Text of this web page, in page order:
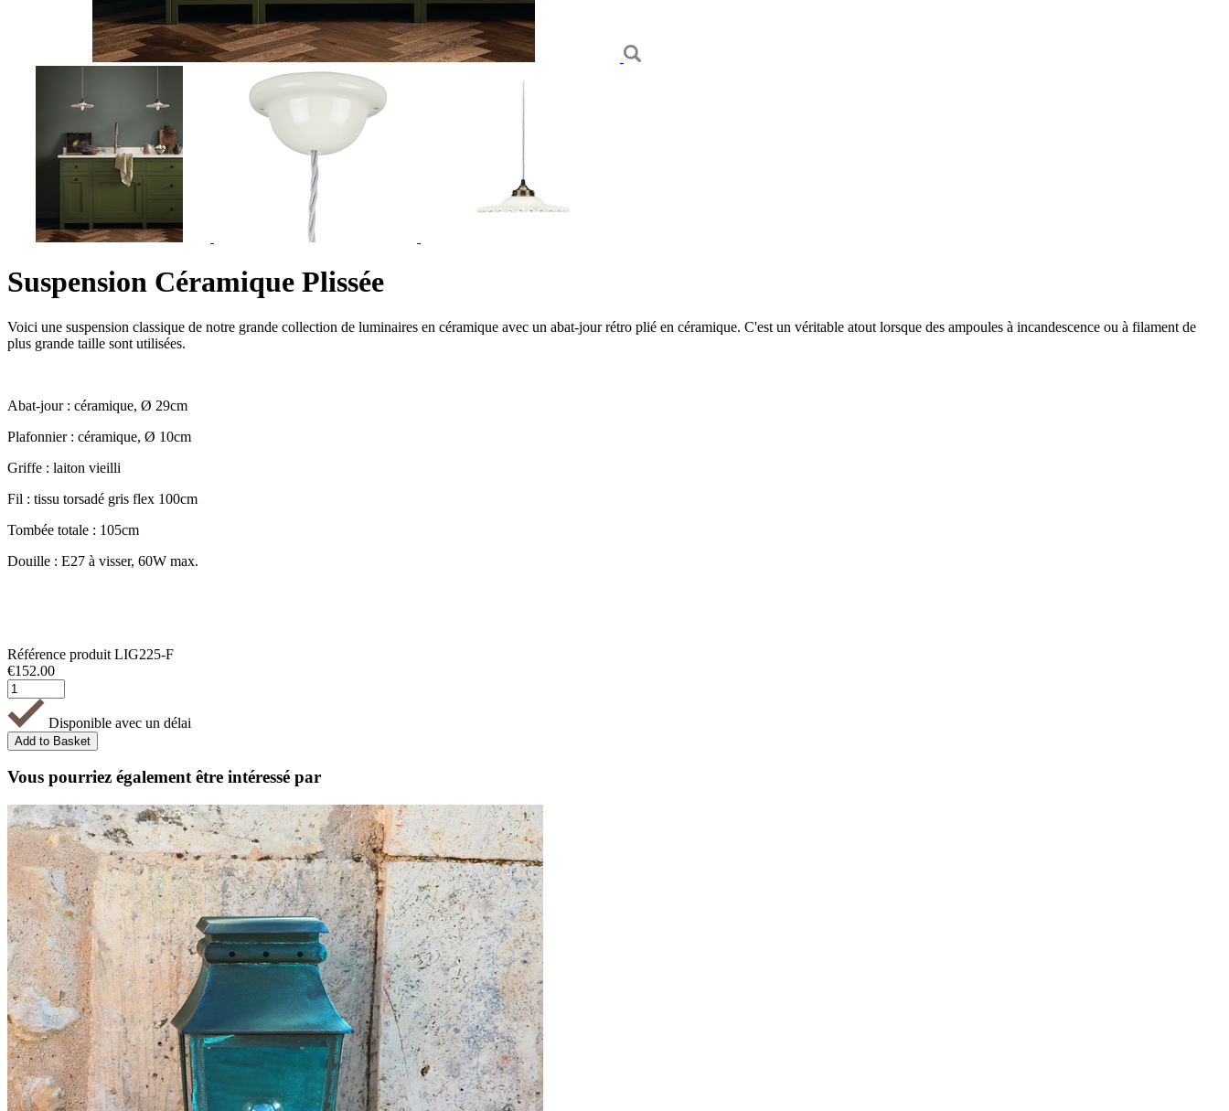
Suspension Céramique Plissée
Voici une suspension classique de notre grande collection de luminaires en céramique avec un abat-jour rétro plié en céramique. C'est un véritable atout lorsque des ampoules à incandescence ou à filament de
plus grande taille sont utilisées.
Abat-jour : céramique, Ø 29cm
Plafonnier : céramique, Ø 10cm
Griffe : laiton vieilli
Fil : tissu torsadé gris flex 100cm
Tombée totale : 105cm
Douille : E27 à visser, 60W max.
Référence produit LIG225-F
€152.00
Disponible avec un délai
Vous pourriez également être intéressé par